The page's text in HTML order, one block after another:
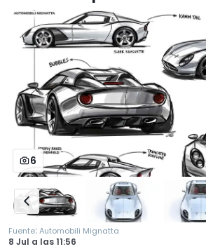
6
Fuente:Automobili Mignatta
8 Jul a las11:56